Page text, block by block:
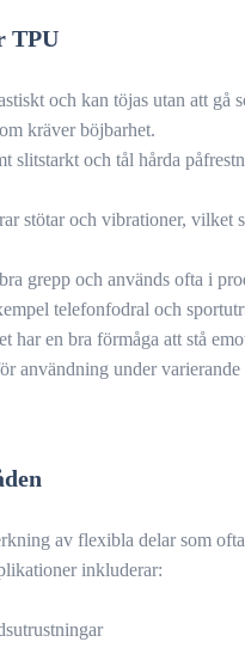
TPU
och kan töjas utan att gå
kräver böjbarhet.
slitstarkt och tål hårda
stötar och vibrationer, vilket
grepp och används ofta i
telefonfodral och
har en bra förmåga att stå
användning under varierande
av flexibla delar som
inkluderar: